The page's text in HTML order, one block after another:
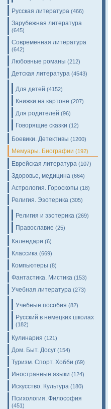
Русская литература (466)
Зарубежная литература
(645)
Современная литература
(642)
Любовные романы (212)
Детская литература (4543)
Для детей (4152)
Книжки на картоне (207)
Для родителей (96)
Говорящие сказки (12)
Боевики. Детективы (1200)
Мемуары. Биографии (192)
Еврейская литература (107)
Здоровье, медицина (664)
Астрология. Гороскопы (18)
Религия. Эзотерика (305)
Религия и эзотерика (269)
Православие (25)
Календари (6)
Классика (669)
Компьютеры (8)
Фантастика. Мистика (153)
Учебная литература (273)
Учебные пособия (82)
Русский в немецких школах
(182)
Кулинария (121)
Дом. Быт. Досуг (154)
Туризм. Спорт. Хобби (69)
Иностранные языки (124)
Искусство. Культура (180)
Психология. Философия
(451)